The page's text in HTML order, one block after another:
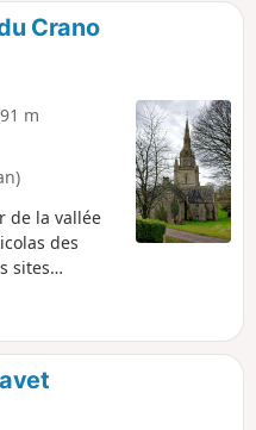
Crano
m
de la vallée
des
sites
(chapelle
nobles
écluses).